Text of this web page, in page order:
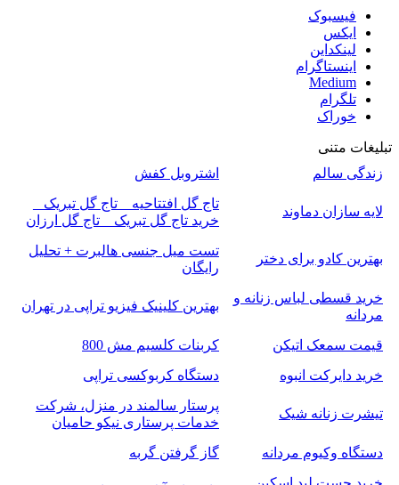
فیسبوک
ایکس
لینکداین
اینستاگرام
Medium
تلگرام
خوراک
تبلیغات متنی
زندگی سالم
اشتروبل کفش
لایه سازان دماوند
تاج گل افتتاحیه _ تاج گل تبریک _
خرید تاج گل تبریک _ تاج گل ارزان
بهترین کادو برای دختر
تست میل جنسی هالبرت + تحلیل
رایگان
خرید قسطی لباس زنانه و
مردانه
بهترین کلینیک فیزیو تراپی در تهران
قیمت سمعک اتیکن
کربنات کلسیم مش 800
خرید دایرکت انبوه
دستگاه کربوکسی تراپی
تیشرت زنانه شیک
پرستار سالمند در منزل، شرکت
خدمات پرستاری نیکو حامیان
دستگاه وکیوم مردانه
گاز گرفتن گربه